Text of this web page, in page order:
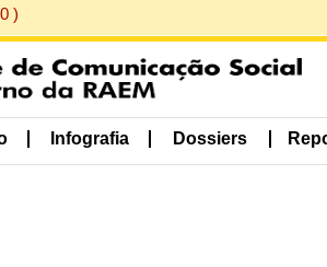
)
Infografia Dossiers